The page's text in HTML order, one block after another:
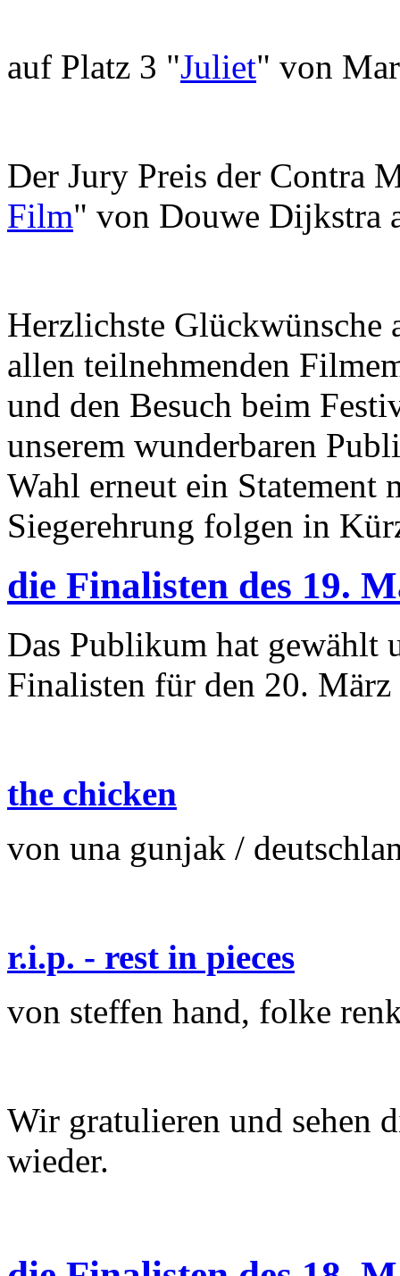
auf Platz 3 "Juliet" von
Der Jury Preis der Contra
Film" von Douwe Dijkstra
Herzlichste Glückwünsche
allen teilnehmenden
und den Besuch beim
unserem wunderbaren
Wahl erneut ein Statement
Siegerehrung folgen in
die Finalisten des 19.
Das Publikum hat gewählt
Finalisten für den 20.
the chicken
von una gunjak /
r.i.p. - rest in pieces
von steffen hand, folke
Wir gratulieren und sehen
wieder.